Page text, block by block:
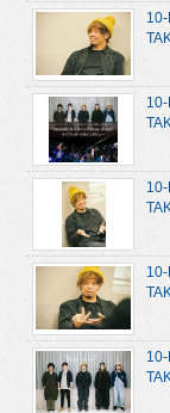
10-
10-
10-
10-
10-